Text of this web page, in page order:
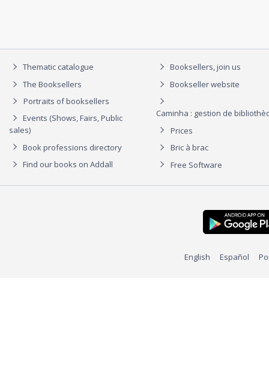
Thematic catalogue
The Booksellers
Portraits of booksellers
Events (Shows, Fairs, Public
sales)
Book professions directory
Find our books on Addall
Booksellers, join us
Bookseller website
Caminha : gestion de
Prices
Bric à brac
Free Software
English Español